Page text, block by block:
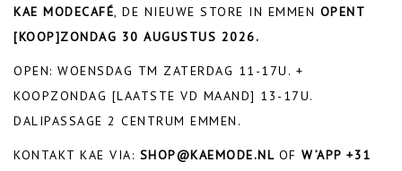
KAE MODECAFÉ, DE NIEUWE STORE IN EMMEN OPENT
[KOOP]ZONDAG 30 AUGUSTUS 2026.
OPEN: WOENSDAG TM ZATERDAG 11-17U. +
KOOPZONDAG [LAATSTE VD MAAND] 13-17U.
DALIPASSAGE 2 CENTRUM EMMEN.
KONTAKT KAE VIA: SHOP@KAEMODE.NL OF W’APP +31